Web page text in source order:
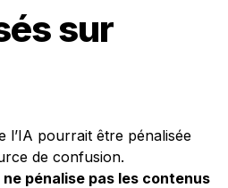
sur
l’IA pourrait être pénalisée
de confusion.
ne pénalise pas les contenus